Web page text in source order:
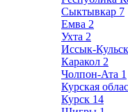
Сыктывкар 7
Емва 2
Ухта 2
Иссык-
Каракол 2
Чолпон-Ата 1
Курская
Курск 14